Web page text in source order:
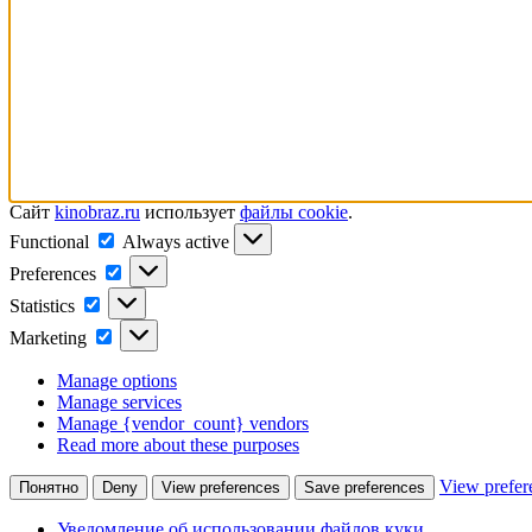
Сайт kinobraz.ru использует файлы cookie.
Functional
Functional
Always active
Preferences
Preferences
Statistics Statistics
Marketing Marketing
Manage options
Manage services
Manage {vendor_count} vendors
Read more about these purposes
Понятно Deny View preferences Save preferences View